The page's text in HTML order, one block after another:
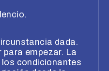
dada.
para empezar. La
condicionantes